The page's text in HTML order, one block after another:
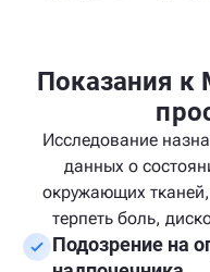
Показания
Исследование
данных о
окружающих
терпеть боль,
Подозрение на